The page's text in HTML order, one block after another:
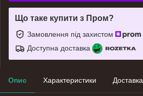
Що таке купити з Пром?
Замовлення під захистом
Доступна доставка
Опис Характеристики Доставка